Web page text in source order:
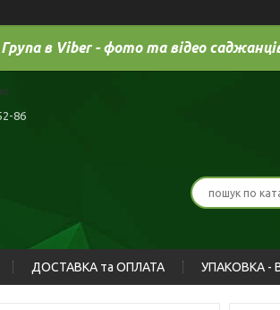
Група в Viber - фото та відео
86
ДОСТАВКА та ОПЛАТА УПАКОВКА -